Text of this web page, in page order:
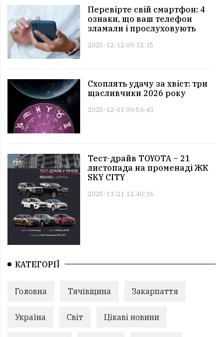
Перевірте свій смартфон: 4
ознаки, що ваш телефон
зламали і прослуховують
2025-12-12 09:12:15
Схоплять удачу за хвіст: три
щасливчики 2026 року
2025-12-01 09:56:43
Тест-драйв TOYOTA – 21
листопада на променаді ЖК
SKY CITY
2025-11-21 12:40:16
КАТЕГОРІЇ
Головна Тячівщина Закарпаття
Україна Світ Цікаві новини